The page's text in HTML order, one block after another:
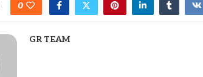
0
GR TEAM